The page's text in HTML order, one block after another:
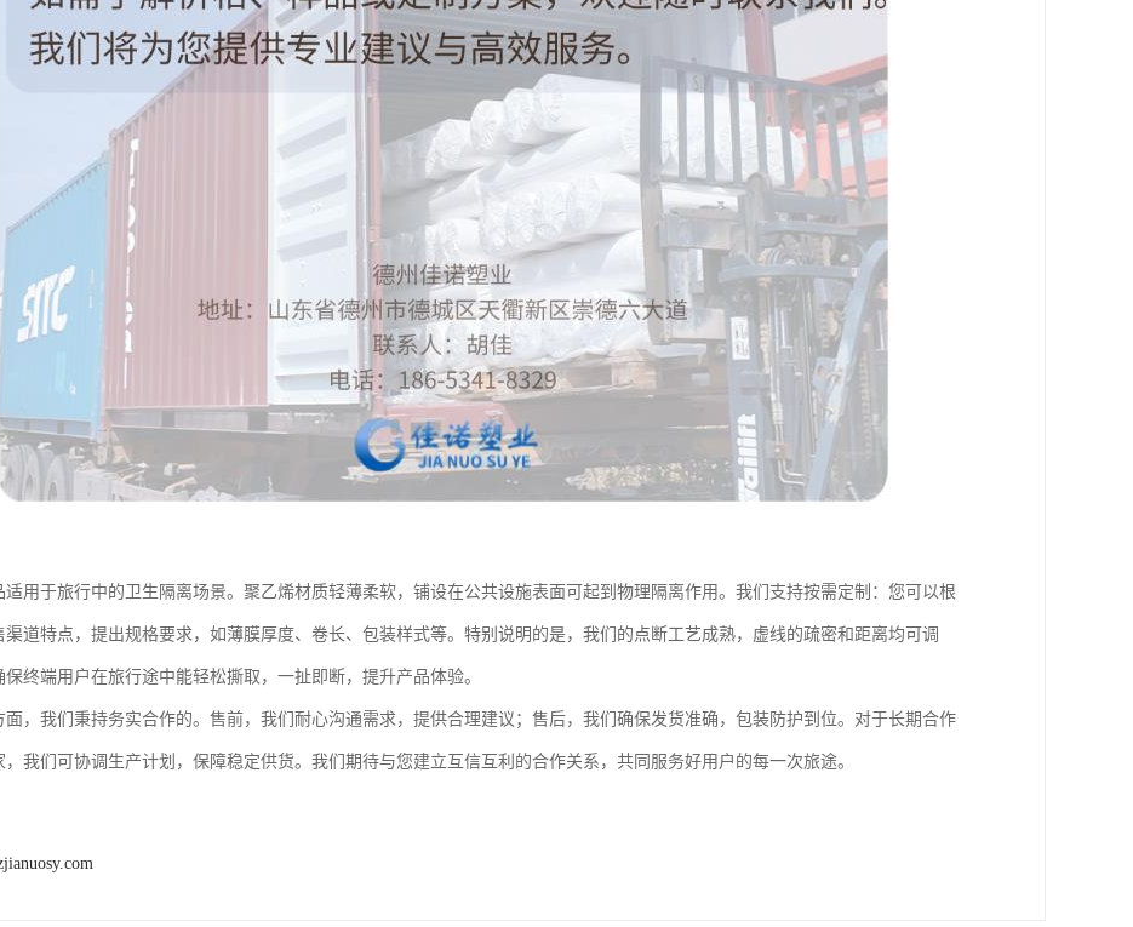
适用于旅行中的卫生隔离场景。聚乙烯材质轻薄柔软，铺设在公共设施表面可起到物理隔离作用。我们支持按需定制：您可以根
渠道特点，提出规格要求，如薄膜厚度、卷长、包装样式等。特别说明的是，我们的点断工艺成熟，虚线的疏密和距离均可调
保终端用户在旅行途中能轻松撕取，一扯即断，提升产品体验。
面，我们秉持务实合作的。售前，我们耐心沟通需求，提供合理建议；售后，我们确保发货准确，包装防护到位。对于长期合作
，我们可协调生产计划，保障稳定供货。我们期待与您建立互信互利的合作关系，共同服务好用户的每一次旅途。